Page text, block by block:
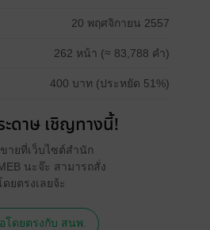
20 พฤศจิกายน 2557
262 หน้า (≈ 83,788 คำ)
400 บาท (ประหยัด 51%)
ดาษ เชิญทางนี้!
ายที่เว็บไซต์สำนัก
นะจ๊ะ สามารถสั่ง
ยตรงเลยจ้ะ
โดยตรงกับ สนพ.